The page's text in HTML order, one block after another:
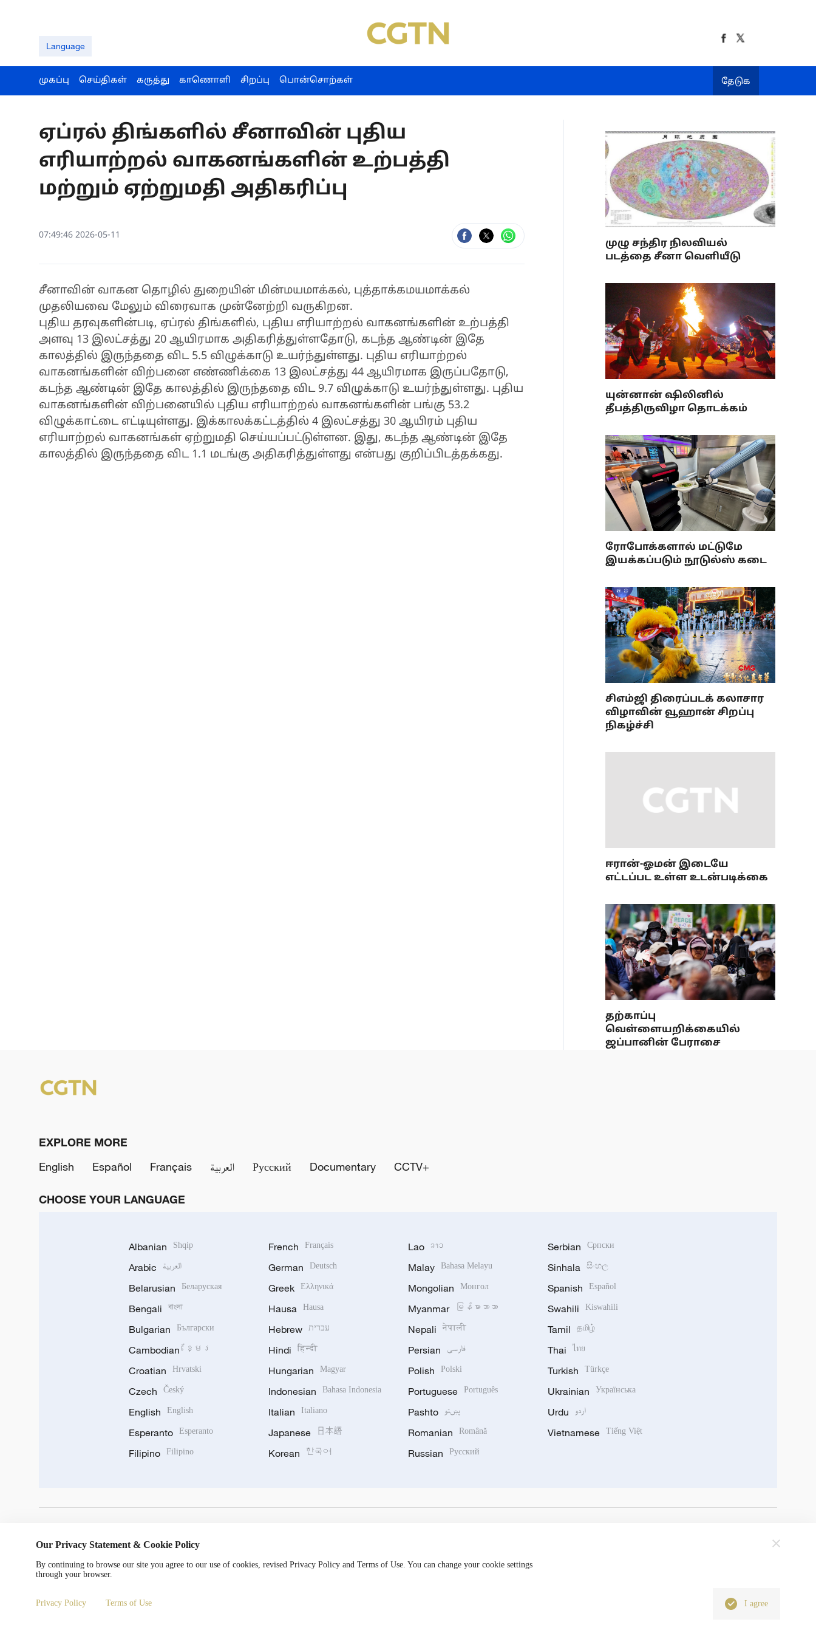
Language
முகப்பு செய்திகள் கருத்து காணொளி சிறப்பு பொன்சொற்கள் தேடுக
ஏப்ரல் திங்களில் சீனாவின் புதிய
எரியாற்றல் வாகனங்களின் உற்பத்தி
மற்றும் ஏற்றுமதி அதிகரிப்பு
07:49:46 2026-05-11
சீனாவின் வாகன தொழில் துறையின் மின்மயமாக்கல், புத்தாக்கமயமாக்கல்
முதலியவை மேலும் விரைவாக முன்னேற்றி வருகிறன.
புதிய தரவுகளின்படி, ஏப்ரல் திங்களில், புதிய எரியாற்றல் வாகனங்களின் உற்பத்தி
அளவு 13 இலட்சத்து 20 ஆயிரமாக அதிகரித்துள்ளதோடு, கடந்த ஆண்டின் இதே
காலத்தில் இருந்ததை விட 5.5 விழுக்காடு உயர்ந்துள்ளது. புதிய எரியாற்றல்
வாகனங்களின் விற்பனை எண்ணிக்கை 13 இலட்சத்து 44 ஆயிரமாக இருப்பதோடு,
கடந்த ஆண்டின் இதே காலத்தில் இருந்ததை விட 9.7 விழுக்காடு உயர்ந்துள்ளது. புதிய
வாகனங்களின் விற்பனையில் புதிய எரியாற்றல் வாகனங்களின் பங்கு 53.2
விழுக்காட்டை எட்டியுள்ளது. இக்காலக்கட்டத்தில் 4 இலட்சத்து 30 ஆயிரம் புதிய
எரியாற்றல் வாகனங்கள் ஏற்றுமதி செய்யப்பட்டுள்ளன. இது, கடந்த ஆண்டின் இதே
காலத்தில் இருந்ததை விட 1.1 மடங்கு அதிகரித்துள்ளது என்பது குறிப்பிடத்தக்கது.
முழு சந்திர நிலவியல்
படத்தை சீனா வெளியீடு
யுன்னான் ஷிலினில்
தீபத்திருவிழா தொடக்கம்
ரோபோக்களால் மட்டுமே
இயக்கப்படும் நூடுல்ஸ் கடை
சிஎம்ஜி திரைப்படக் கலாசார
விழாவின் வூஹான் சிறப்பு
நிகழ்ச்சி
ஈரான்-ஓமன் இடையே
எட்டப்பட உள்ள உடன்படிக்கை
தற்காப்பு
வெள்ளையறிக்கையில்
ஜப்பானின் பேராசை
EXPLORE MORE
English
Español Français العربية Русский Documentary CCTV+
CHOOSE YOUR LANGUAGE
Albanian Shqip
Arabic العربية
Belarusian Беларуская
Bengali বাংলা
Bulgarian Български
Cambodian ខ្មែរ
Croatian Hrvatski
Czech Český
English English
Esperanto Esperanto
Filipino Filipino
French Français
German Deutsch
Greek Ελληνικά
Hausa Hausa
Hebrew עברית
Hindi हिन्दी
Hungarian Magyar
Indonesian Bahasa Indonesia
Italian Italiano
Japanese 日本語
Korean 한국어
Lao ລາວ
Malay Bahasa Melayu
Mongolian Монгол
Myanmar မြန်မာဘာသာ
Nepali नेपाली
Persian فارسی
Polish Polski
Portuguese Português
Pashto پښتو
Romanian Română
Russian Русский
Serbian Српски
Sinhala සිංහල
Spanish Español
Swahili Kiswahili
Tamil தமிழ்
Thai ไทย
Turkish Türkçe
Ukrainian Українська
Urdu اردو
Vietnamese Tiếng Việt
Copyright © 2024 CGTN. 京ICP备20000184号
Our Privacy Statement & Cookie Policy
By continuing to browse our site you agree to our use of cookies, revised Privacy Policy and Terms of Use. You can change your cookie settings
through your browser.
Privacy Policy Terms of Use I agree